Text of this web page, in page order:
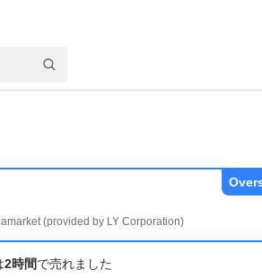
(provided by LY Corporation)
2時間で売れました